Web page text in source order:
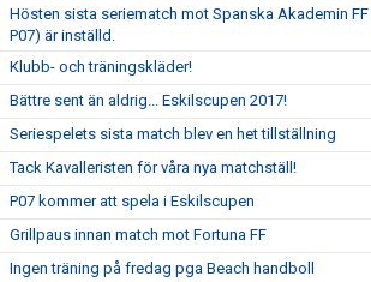
Hösten sista seriematch mot Spanska Akademin FF
P07) är inställd.
Klubb- och träningskläder!
Bättre sent än aldrig... Eskilscupen 2017!
Seriespelets sista match blev en het tillställning
Tack Kavalleristen för våra nya matchställ!
P07 kommer att spela i Eskilscupen
Grillpaus innan match mot Fortuna FF
Ingen träning på fredag pga Beach handboll